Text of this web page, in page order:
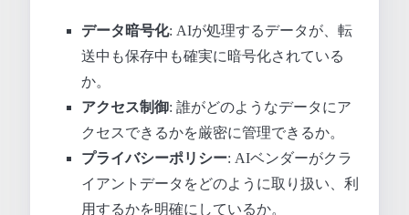
データ暗号化: AIが処理するデータが、転
送中も保存中も確実に暗号化されている
か。
アクセス制御: 誰がどのようなデータにア
クセスできるかを厳密に管理できるか。
プライバシーポリシー: AIベンダーがクラ
イアントデータをどのように取り扱い、利
用するかを明確にしているか。